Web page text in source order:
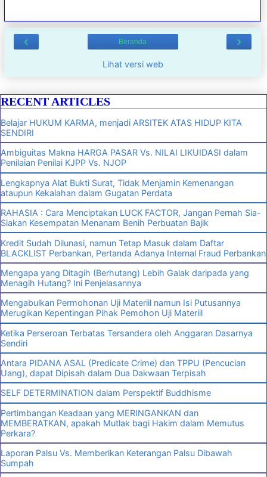
‹ ›
Beranda
Lihat versi web
RECENT ARTICLES
Belajar HUKUM KARMA, menjadi ARSITEK ATAS HIDUP KITA
SENDIRI
Ambiguitas Makna HARGA PASAR Vs. NILAI LIKUIDASI dalam
Penilaian Penilai KJPP Vs. NJOP
Lengkapnya Alat Bukti Surat, Tidak Menjamin Kemenangan
ataupun Kekalahan dalam Gugatan Perdata
RAHASIA : Cara Menciptakan LUCK FACTOR, Jangan Pernah Sia-
Siakan Kesempatan Menanam Benih Perbuatan Bajik
Kredit Sudah Dilunasi, namun Tetap Masuk dalam Daftar
BLACKLIST Perbankan, Pertanda Adanya Internal Fraud Perbankan
Mengapa yang Ditagih (Berhutang) Lebih Galak daripada yang
Menagih Hutang? Ini Penjelasannya
Mengabulkan Permohonan Uji Materiil namun Isi Putusannya
Merugikan Kepentingan Pihak Pemohon Uji Materiil
Ketika Perseroan Terbatas Tersandera oleh Anggaran Dasarnya
Sendiri
Antara PIDANA ASAL (Predicate Crime) dan TPPU (Pencucian
Uang), dapat Dipisah dalam Dua Dakwaan Terpisah
SELF DETERMINATION dalam Perspektif Buddhisme
Pertimbangan Keadaan yang MERINGANKAN dan
MEMBERATKAN, apakah Mutlak bagi Hakim dalam Memutus
Perkara?
Laporan Palsu Vs. Memberikan Keterangan Palsu Dibawah
Sumpah